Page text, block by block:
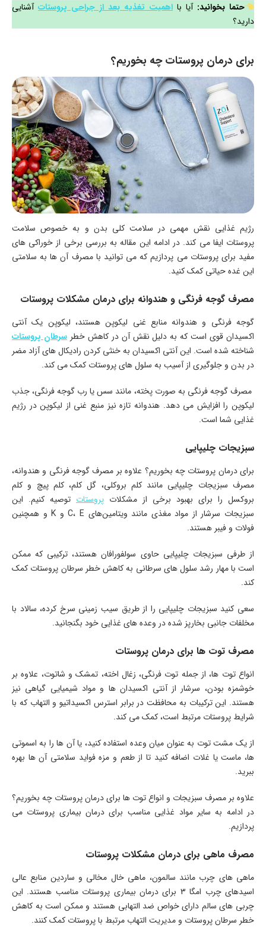
حتما بخوانید: آیا با اهمیت تغذیه بعد از جراحی پروستات آشنایی
دارید؟
برای درمان پروستات چه بخوریم؟
رژیم غذایی نقش مهمی در سلامت کلی بدن و به خصوص سلامت
پروستات ایفا می کند. در ادامه این مقاله به بررسی برخی از خوراکی های
مفید برای پروستات می پردازیم که می توانید با مصرف آن ها به سلامتی
این غده حیاتی کمک کنید.
مصرف گوجه فرنگی و هندوانه برای درمان مشکلات پروستات
گوجه فرنگی و هندوانه منابع غنی لیکوپن هستند، لیکوپن یک آنتی
اکسیدان قوی است که به دلیل نقش آن در کاهش خطرسرطان پروستات
شناخته شده است. این آنتی اکسیدان به خنثی کردن رادیکال های آزاد مضر
در بدن و جلوگیری از آسیب به سلول های پروستات کمک می کند.
مصرف گوجه فرنگی به صورت پخته، مانند سس یا رب گوجه فرنگی، جذب
لیکوپن را افزایش می دهد. هندوانه تازه نیز منبع غنی از لیکوپن در رژیم
غذایی شما است.
سبزیجات چلیپایی
برای درمان پروستات چه بخوریم؟ علاوه بر مصرف گوجه فرنگی و هندوانه،
مصرف سبزیجات چلیپایی مانند کلم بروکلی، گل کلم، کلم پیچ و کلم
بروکسل را برای بهبود برخی از مشکلات پروستات توصیه کنیم. این
سبزیجات سرشار از مواد مغذی مانند ویتامین‌های C، E و K و همچنین
فولات و فیبر هستند.
از طرفی سبزیجات چلیپایی حاوی سولفورافان هستند، ترکیبی که ممکن
است با مهار رشد سلول های سرطانی به کاهش خطر سرطان پروستات کمک
کند.
سعی کنید سبزیجات چلیپایی را از طریق سیب زمینی سرخ کرده، سالاد با
مخلفات جانبی بخارپز شده در وعده های غذایی خود بگنجانید.
مصرف توت ها برای درمان پروستات
انواع توت ها، از جمله توت فرنگی، زغال اخته، تمشک و شاتوت، علاوه بر
خوشمزه بودن، سرشار از آنتی اکسیدان ها و مواد شیمیایی گیاهی نیز
هستند. این ترکیبات به محافظت در برابر استرس اکسیداتیو و التهاب که با
شرایط پروستات مرتبط است، کمک می کند.
از یک مشت توت به عنوان میان وعده استفاده کنید، یا آن ها را به اسموتی
ها، ماست یا غلات اضافه کنید تا از طعم و مزه فواید سلامتی آن ها بهره
ببرید.
علاوه بر مصرف سبزیجات و انواع توت ها برای درمان پروستات چه بخوریم؟
در ادامه به سایر مواد غذایی مناسب برای درمان بیماری پروستات می
پردازیم.
مصرف ماهی برای درمان مشکلات پروستات
ماهی های چرب مانند سالمون، ماهی خال مخالی و ساردین منابع عالی
اسیدهای چرب امگا 3 برای درمان بیماری پروستات مناسب هستند. این
چربی های سالم دارای خواص ضد التهابی هستند و ممکن است به کاهش
خطر سرطان پروستات و مدیریت التهاب مرتبط با پروستات کمک کنند.